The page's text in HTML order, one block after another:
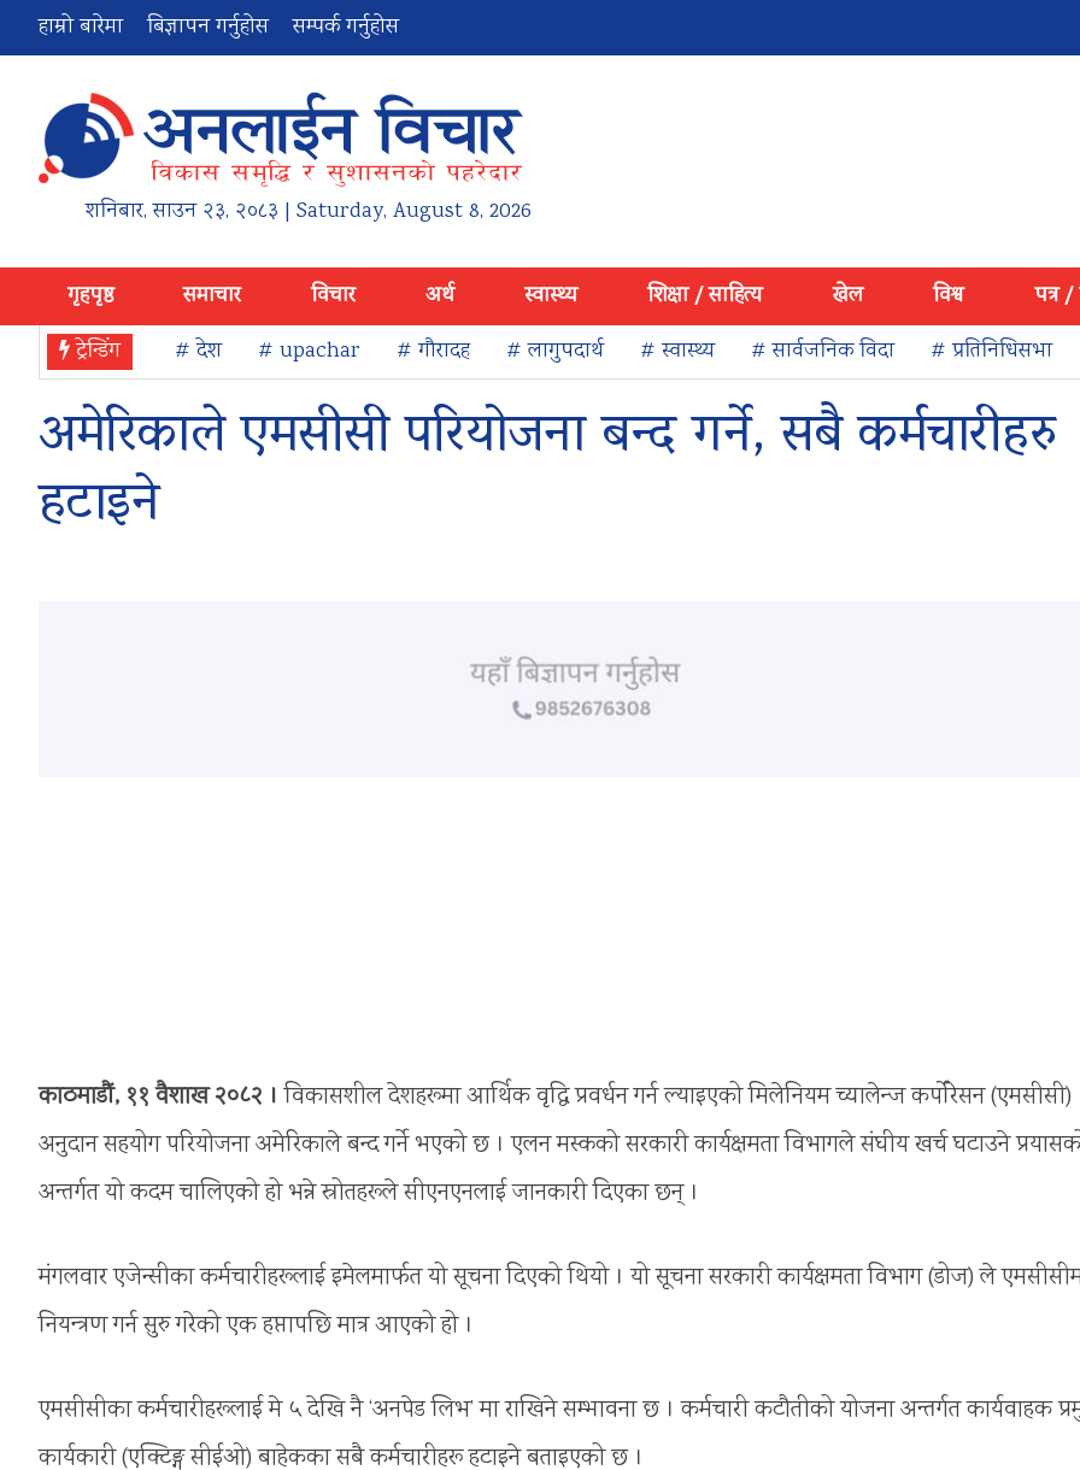
हाम्रो बारेमा बिज्ञापन गर्नुहोस सम्पर्क गर्नुहोस
शनिबार,साउन २३, २०८३ | Saturday, August 8, 2026
गृहपृष्ठ समाचार विचार अर्थ स्वास्थ्य शिक्षा / साहित्य खेल विश्व
पत्र /
ट्रेन्डिंग
# देश # upachar # गौरादह # लागुपदार्थ # स्वास्थ्य # सार्वजनिक विदा # प्रतिनिधिसभा
अमेरिकाले एमसीसी परियोजना बन्द गर्ने, सबै कर्मचारीहरु
हटाइने
काठमाडौं, ११ वैशाख २०८२ । विकासशील देशहरूमा आर्थिक वृद्धि प्रवर्धन गर्न ल्याइएको मिलेनियम च्यालेन्ज कर्पोरेसन (एमसीसी)
अनुदान सहयोग परियोजना अमेरिकाले बन्द गर्ने भएको छ । एलन मस्कको सरकारी कार्यक्षमता विभागले संघीय खर्च घटाउने
अन्तर्गत यो कदम चालिएको हो भन्ने स्रोतहरूले सीएनएनलाई जानकारी दिएका छन् ।
मंगलवार एजेन्सीका कर्मचारीहरूलाई इमेलमार्फत यो सूचना दिएको थियो । यो सूचना सरकारी कार्यक्षमता विभाग (डोज) ले
नियन्त्रण गर्न सुरु गरेको एक हप्तापछि मात्र आएको हो ।
एमसीसीका कर्मचारीहरूलाई मे ५ देखि नै ‘अनपेड लिभ’ मा राखिने सम्भावना छ । कर्मचारी कटौतीको योजना अन्तर्गत कार्यवाहक
कार्यकारी (एक्टिङ्ग सीईओ) बाहेकका सबै कर्मचारीहरू हटाइने बताइएको छ ।